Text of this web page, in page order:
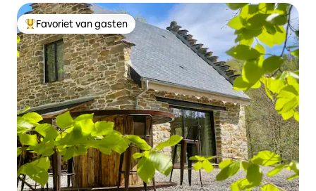
Topfavoriet van gasten
Favoriet van gasten